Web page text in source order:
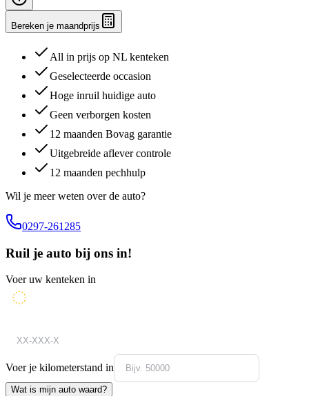
Bereken je maandprijs
All in prijs op NL kenteken
Geselecteerde occasion
Hoge inruil huidige auto
Geen verborgen kosten
12 maanden Bovag garantie
Uitgebreide aflever controle
12 maanden pechhulp
Wil je meer weten over de auto?
0297-261285
Ruil je auto bij ons in!
Voer uw kenteken in
Voer je kilometerstand in
Wat is mijn auto waard?